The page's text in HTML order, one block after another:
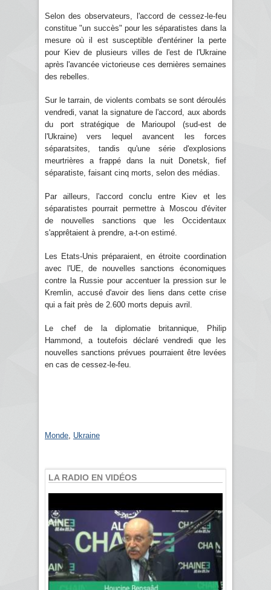
Selon des observateurs, l'accord de cessez-le-feu
constitue "un succès" pour les séparatistes dans la
mesure où il est susceptible d'entériner la perte
pour Kiev de plusieurs villes de l'est de l'Ukraine
après l'avancée victorieuse ces dernières semaines
des rebelles.
Sur le tarrain, de violents combats se sont déroulés
vendredi, vanat la signature de l'accord, aux abords
du port stratégique de Marioupol (sud-est de
l'Ukraine) vers lequel avancent les forces
séparatsites, tandis qu'une série d'explosions
meurtrières a frappé dans la nuit Donetsk, fief
séparatiste, faisant cinq morts, selon des médias.
Par ailleurs, l'accord conclu entre Kiev et les
séparatistes pourrait permettre à Moscou d'éviter
de nouvelles sanctions que les Occidentaux
s'apprêtaient à prendre, a-t-on estimé.
Les Etats-Unis préparaient, en étroite coordination
avec l'UE, de nouvelles sanctions économiques
contre la Russie pour accentuer la pression sur le
Kremlin, accusé d'avoir des liens dans cette crise
qui a fait près de 2.600 morts depuis avril.
Le chef de la diplomatie britannique, Philip
Hammond, a toutefois déclaré vendredi que les
nouvelles sanctions prévues pourraient être levées
en cas de cessez-le-feu.
Monde Ukraine
LA RADIO EN VIDÉOS